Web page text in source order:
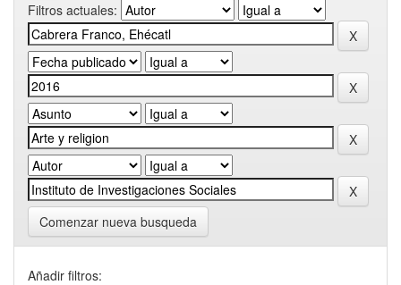
Filtros actuales:
Comenzar nueva busqueda
Añadir filtros: